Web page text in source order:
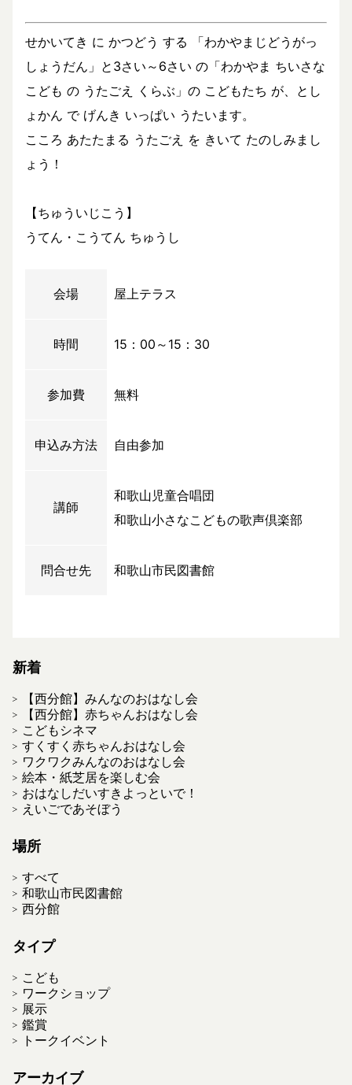
せかいてき に かつどう する 「わかやまじどうがっ
しょうだん」と3さい～6さい の「わかやま ちいさな
こども の うたごえ くらぶ」の こどもたち が、とし
ょかん で げんき いっぱい うたいます。
こころ あたたまる うたごえ を きいて たのしみまし
ょう！
【ちゅういじこう】
うてん・こうてん ちゅうし
会場 屋上テラス
時間 15：00～15：30
参加費 無料
申込み方法 自由参加
講師
和歌山児童合唱団
和歌山小さなこどもの歌声倶楽部
問合せ先 和歌山市民図書館
新着
【西分館】みんなのおはなし会
【西分館】赤ちゃんおはなし会
こどもシネマ
すくすく赤ちゃんおはなし会
ワクワクみんなのおはなし会
絵本・紙芝居を楽しむ会
おはなしだいすきよっといで！
えいごであそぼう
場所
すべて
和歌山市民図書館
西分館
タイプ
こども
ワークショップ
展示
鑑賞
トークイベント
アーカイブ